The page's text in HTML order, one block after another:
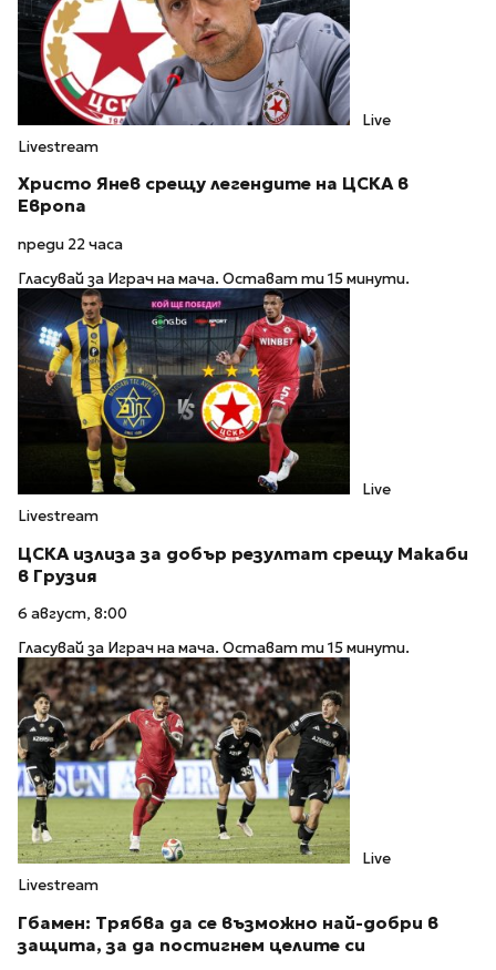
Live
Livestream
Христо Янев срещу легендите на ЦСКА в
Европа
преди 22 часа
Гласувай за Играч на мача. Остават ти 15 минути.
Live
Livestream
ЦСКА излиза за добър резултат срещу Макаби
в Грузия
6 август, 8:00
Гласувай за Играч на мача. Остават ти 15 минути.
Live
Livestream
Гбамен: Трябва да се възможно най-добри в
защита, за да постигнем целите си